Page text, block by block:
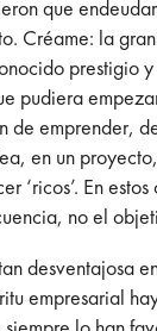
que
Créame: la
prestigio
pudiera
de emprender,
en un
‘ricos’. En
no el
desventajosa
empresarial